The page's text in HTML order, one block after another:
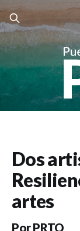
Dos
artes
PorPRTQ